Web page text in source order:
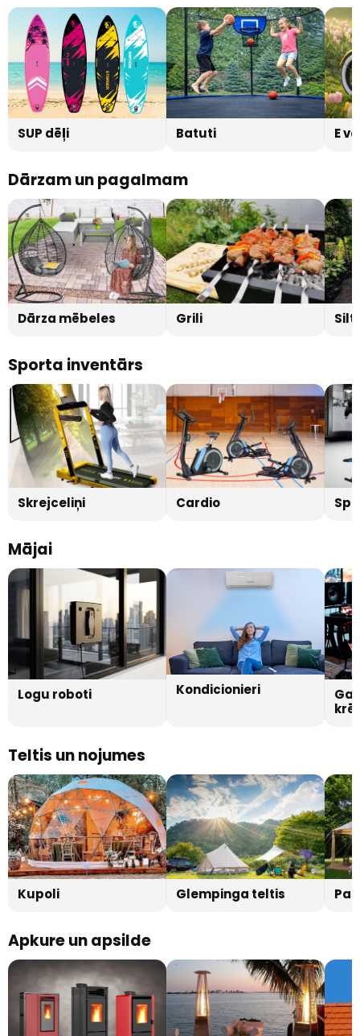
SUP dēļi Batuti E
Dārzam un pagalmam
Dārza mēbeles Grili
Sporta inventārs
Skrejceliņi Cardio
Mājai
Logu roboti Kondicionieri
Teltis un nojumes
Kupoli Glempinga teltis
Apkure un apsilde